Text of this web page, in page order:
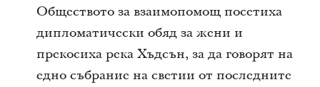
Обществото за взаимопомощ посетиха
дипломатически обяд за жени и
прекосиха река Хъдсън, за да говорят на
едно събрание на светии от последните